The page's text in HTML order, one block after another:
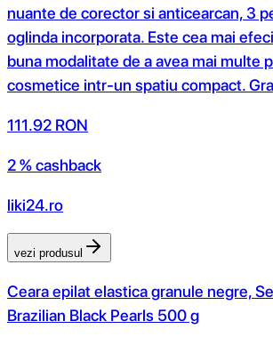
nuante de corector si anticearcan, 3
oglinda incorporata. Este cea mai
buna modalitate de a avea mai multe
cosmetice intr-un spatiu compact.
111.92 RON
2 % cashback
liki24.ro
vezi produsul
Ceara epilat elastica granule negre,
Brazilian Black Pearls 500 g